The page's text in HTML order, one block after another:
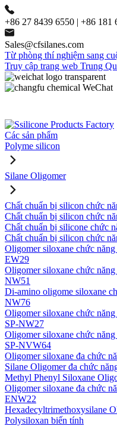
+86 27 8439 6550 | +86 181
Sales@cfsilanes.com
Từ phòng thí nghiệm sang
Truy cập trang web Trung
Các sản phẩm
Polyme silicon
Silane Oligomer
Chất chuẩn bị silicon chức
Chất chuẩn bị silicon chức
Chất chuẩn bị silicone chức
Chất chuẩn bị silicon chức
Oligomer siloxane chức
EW29
Oligomer siloxane chức
NW51
Di-amino oligome siloxane
NW76
Oligomer siloxane chức
SP-NW27
Oligomer siloxane chức
SP-NVW64
Oligomer siloxane đa chức
Silane Oligomer đa chức
Methyl Phenyl Siloxane
Oligomer siloxane đa chức
ENW22
Hexadecyltrimethoxysilane
Polysiloxan biến tính